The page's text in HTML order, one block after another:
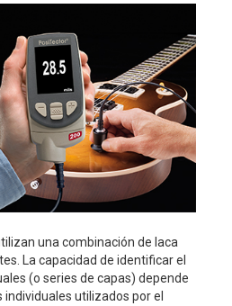
una combinación de laca
La capacidad de identificar el
(o series de capas) depende
utilizados por el